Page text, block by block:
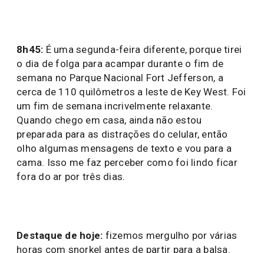
8h45: É uma segunda-feira diferente, porque tirei
o dia de folga para acampar durante o fim de
semana no Parque Nacional Fort Jefferson, a
cerca de 110 quilômetros a leste de Key West. Foi
um fim de semana incrivelmente relaxante.
Quando chego em casa, ainda não estou
preparada para as distrações do celular, então
olho algumas mensagens de texto e vou para a
cama. Isso me faz perceber como foi lindo ficar
fora do ar por três dias.
Destaque de hoje: fizemos mergulho por várias
horas com snorkel antes de partir para a balsa.